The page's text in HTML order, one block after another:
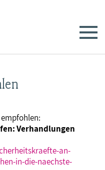
Verhandlungen
an-
in-die-naechste-